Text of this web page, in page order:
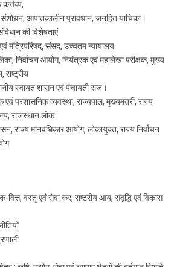
आपातकालीन प्रावधान, जनहित याचिका।
की विशेषताएं
एवं मंत्रिपरिषद्, संसद, उच्चतम न्यायालय
निर्वाचन आयोग, नियंत्रक एवं महालेखा परीक्षक, मुख्य
स्वायत शासन एवं पंचायती राज।
एवं प्रशासनिक व्यवस्था, राज्यपाल, मुख्यमंत्री, राज्य
राजस्थान लोक
राज्य मानवधिकार आयोग, लोकायुक्त, राज्य निर्वाचन
वित्त, वस्तु एवं सेवा कर, राष्ट्रीय आय, संवृद्धि एवं विकास